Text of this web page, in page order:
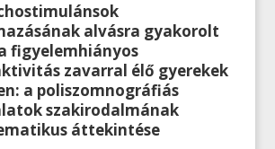
alvásra gyakorolt
figyelemhiányos
zavarral élő gyerekek
a poliszomnográfiás
szakirodalmának
áttekintése